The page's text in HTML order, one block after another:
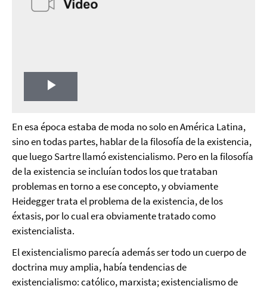
Play
Video
En esa época estaba de moda no solo en América Latina,
sino en todas partes, hablar de la filosofía de la existencia,
que luego Sartre llamó existencialismo. Pero en la filosofía
de la existencia se incluían todos los que trataban
problemas en torno a ese concepto, y obviamente
Heidegger trata el problema de la existencia, de los
éxtasis, por lo cual era obviamente tratado como
existencialista.
El existencialismo parecía además ser todo un cuerpo de
doctrina muy amplia, había tendencias de
existencialismo: católico, marxista; existencialismo de